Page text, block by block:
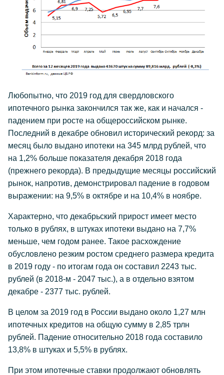
Любопытно, что 2019 год для свердловского
ипотечного рынка закончился так же, как и начался -
падением при росте на общероссийском рынке.
Последний в декабре обновил исторический рекорд: за
месяц было выдано ипотеки на 345 млрд рублей, что
на 1,2% больше показателя декабря 2018 года
(прежнего рекорда). В предыдущие месяцы российский
рынок, напротив, демонстрировал падение в годовом
выражении: на 9,5% в октябре и на 10,4% в ноябре.
Характерно, что декабрьский прирост имеет место
только в рублях, в штуках ипотеки выдано на 7,7%
меньше, чем годом ранее. Такое расхождение
обусловлено резким ростом среднего размера кредита
в 2019 году - по итогам года он составил 2243 тыс.
рублей (в 2018-м - 2047 тыс.), а в отдельно взятом
декабре - 2377 тыс. рублей.
В целом за 2019 год в России выдано около 1,27 млн
ипотечных кредитов на общую сумму в 2,85 трлн
рублей. Падение относительно 2018 года составило
13,8% в штуках и 5,5% в рублях.
При этом ипотечные ставки продолжают обновлять